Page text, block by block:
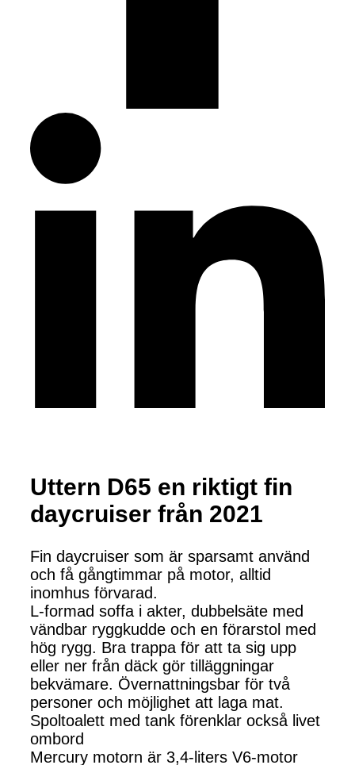
Uttern D65 en riktigt fin
daycruiser från 2021
Fin daycruiser som är sparsamt använd
och få gångtimmar på motor, alltid
inomhus förvarad.
L-formad soffa i akter, dubbelsäte med
vändbar ryggkudde och en förarstol med
hög rygg. Bra trappa för att ta sig upp
eller ner från däck gör tilläggningar
bekvämare. Övernattningsbar för två
personer och möjlighet att laga mat.
Spoltoalett med tank förenklar också livet
ombord
Mercury motorn är 3,4-liters V6-motor